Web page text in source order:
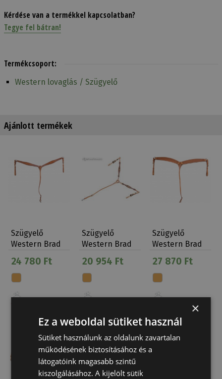
Kérdése van a termékkel kapcsolatban?
Tegye fel bátran!
Termékcsoport:
Western lovaglás / Szügyelő
Ajánlott termékek
Szügyelő
Western Brad
24 780 Ft
Szügyelő
Western Brad
Virá…
20 954 Ft
Szügyelő
Western Brad
Kosárfonott
27 870 Ft
×
Ez a weboldal sütiket használ
Sütiket használunk az oldalunk zavartalan
működésének biztosításához és a
látogatóink magasabb szintű
kiszolgálásához. A kijelölt sütik